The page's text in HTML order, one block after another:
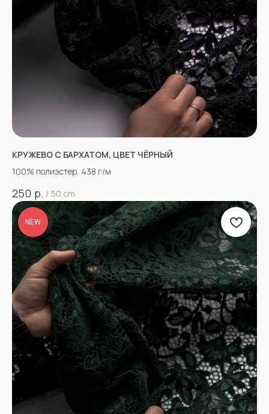
КРУЖЕВО С БАРХАТОМ, ЦВЕТ ЧЁРНЫЙ
100% полиэстер, 438 г/м
250 р. / 50 cm
NEW